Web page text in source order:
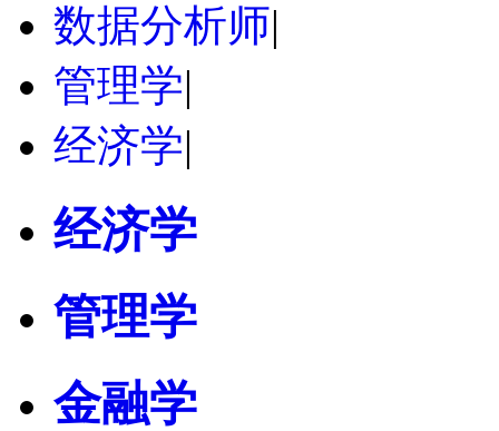
数据分析师|
管理学|
经济学|
经济学
管理学
金融学